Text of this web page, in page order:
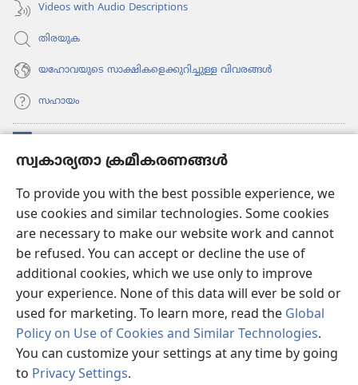
സ്വകാര്യതാ ക്രമീകരണങ്ങൾ
To provide you with the best possible experience, we
use cookies and similar technologies. Some cookies
are necessary to make our website work and cannot
be refused. You can accept or decline the use of
additional cookies, which we use only to improve
your experience. None of this data will ever be sold or
used for marketing. To learn more, read the Global
Policy on Use of Cookies and Similar Technologies.
You can customize your settings at any time by going
to Privacy Settings.
Videos with Audio Descriptions
തിരയുക
യഹോവയുടെ സാക്ഷികളെക്കുറിച്ചുള്ള വിവരങ്ങൾ
സഹായം
പേജ്
വാച്ച്ടവര്‍ ഓണ്‍ലൈന്‍ ലൈബ്രറി
(പുതിയ
പേജ്
തുറക്കുക)JW ഹബ്ബ്
(പുതിയ
പേജ്
തുറക്കുക)JW ലൈ​ബ്ര​റി
വാച്ച്‌ടവർ ലൈ​ബ്രറി